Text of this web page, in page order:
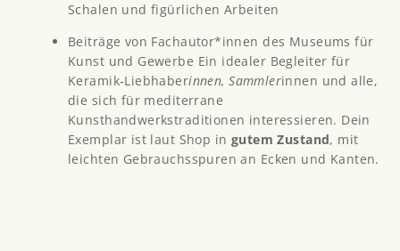
Schalen und figürlichen Arbeiten
Beiträge von Fachautor*innen des Museums für
Kunst und Gewerbe Ein idealer Begleiter für
Keramik‑Liebhaberinnen, Sammlerinnen und alle,
die sich für mediterrane
Kunsthandwerkstraditionen interessieren. Dein
Exemplar ist laut Shop in gutem Zustand, mit
leichten Gebrauchsspuren an Ecken und Kanten.